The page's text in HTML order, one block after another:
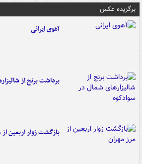
برگزیده عکس
آهوی ایرانی
برداشت برنج از
بازگشت زوار اربعین